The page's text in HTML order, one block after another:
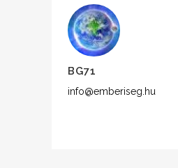
BG71
info@emberiseg.hu